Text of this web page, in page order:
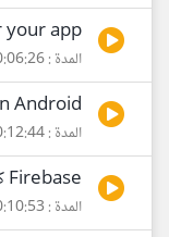
app
المدة : 00:06:26
Android
المدة : 00:12:44
Firebase كيف تحسن ارباحك مع
المدة : 00:10:53